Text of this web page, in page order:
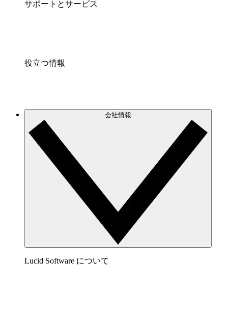
サポートとサービス
役立つ情報
会社情報
Lucid Software について